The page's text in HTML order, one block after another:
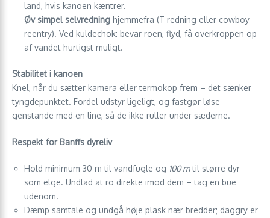
land, hvis kanoen kæntrer.
Øv simpel selvredning hjemmefra (T-redning eller cowboy-
reentry). Ved kuldechok: bevar roen, flyd, få overkroppen op
af vandet hurtigst muligt.
Stabilitet i kanoen
Knel, når du sætter kamera eller termokop frem – det sænker
tyngdepunktet. Fordel udstyr ligeligt, og fastgør løse
genstande med en line, så de ikke ruller under sæderne.
Respekt for Banffs dyreliv
Hold minimum 30 m til vandfugle og 100 mtil større dyr
som elge. Undlad at ro direkte imod dem – tag en bue
udenom.
Dæmp samtale og undgå høje plask nær bredder; daggry er